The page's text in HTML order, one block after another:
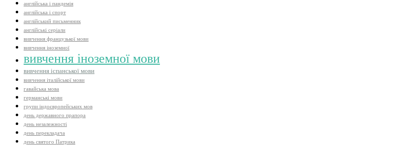
англійська і пандемія
англійська і спорт
англійський письменник
англійські серіали
вивчення французької мови
вивчення іноземної
вивчення іноземної мови
вивчення іспанської мови
вивчення італійської мови
гавайська мова
германські мови
групи індоєвропейських мов
день державного прапора
день незалежності
день перекладача
день святого Патрика